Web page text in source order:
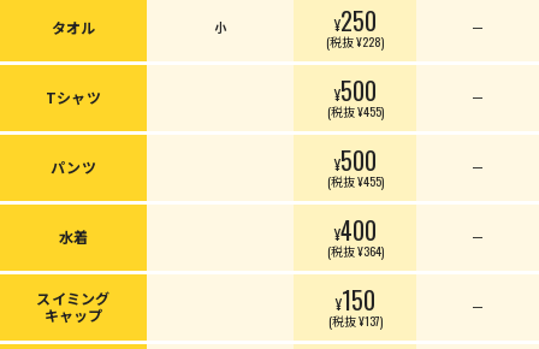
タオル 小 ¥250
(税抜 ¥228)
ー
Tシャツ ¥500
(税抜 ¥455)
ー
パンツ ¥500
(税抜 ¥455)
ー
水着 ¥400
(税抜 ¥364)
ー
スイミング
キャップ
¥150
(税抜 ¥137)
ー